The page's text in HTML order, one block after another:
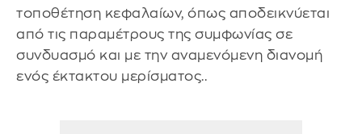
τοποθέτηση κεφαλαίων, όπως αποδεικνύεται
από τις παραμέτρους της συμφωνίας σε
συνδυασμό και με την αναμενόμενη διανομή
ενός έκτακτου μερίσματος..